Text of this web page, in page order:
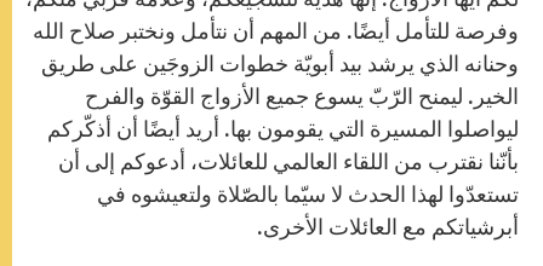
وفرصة للتأمل أيضًا. من المهم أن نتأمل ونختبر صلاح الله
وحنانه الذي يرشد بيد أبويّة خطوات الزوجَين على طريق
الخير. ليمنح الرّبّ يسوع جميع الأزواج القوّة والفرح
ليواصلوا المسيرة التي يقومون بها. أريد أيضًا أن أذكّركم
بأنّنا نقترب من اللقاء العالمي للعائلات، أدعوكم إلى أن
تستعدّوا لهذا الحدث لا سيّما بالصّلاة ولتعيشوه في
أبرشياتكم مع العائلات الأخرى.